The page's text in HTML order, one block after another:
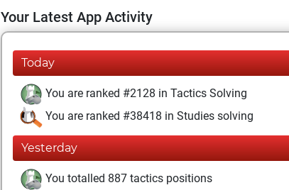
Your Latest App Activity
Today
You are ranked #2128 in Tactics Solving
You are ranked #38418 in Studies solving
Yesterday
You totalled 887 tactics positions